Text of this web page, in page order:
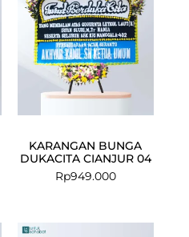
KARANGAN BUNGA
DUKACITA CIANJUR 04
Rp949.000